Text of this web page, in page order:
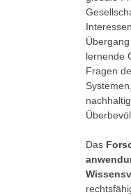
lernende
Fragen
Das